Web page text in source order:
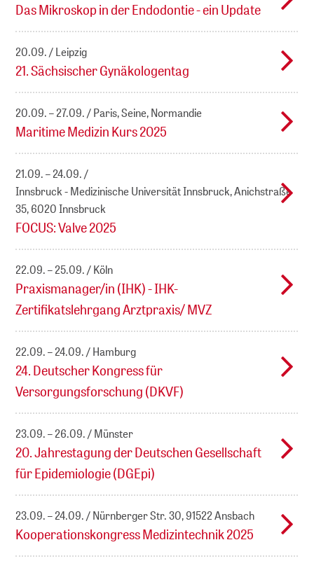
Das Mikroskop in der Endodontie - ein Update
20.09. Leipzig
21. Sächsischer Gynäkologentag
20.09. – 27.09. Paris, Seine, Normandie
Maritime Medizin Kurs 2025
21.09. – 24.09.
Innsbruck - Medizinische Universität Innsbruck, Anichstraße
35, 6020 Innsbruck
FOCUS: Valve 2025
22.09. – 25.09. Köln
Praxismanager/in (IHK) - IHK-
Zertifikatslehrgang Arztpraxis/ MVZ
22.09. – 24.09. Hamburg
24. Deutscher Kongress für
Versorgungsforschung (DKVF)
23.09. – 26.09. Münster
20. Jahrestagung der Deutschen Gesellschaft
für Epidemiologie (DGEpi)
23.09. – 24.09. Nürnberger Str. 30, 91522 Ansbach
Kooperationskongress Medizintechnik 2025